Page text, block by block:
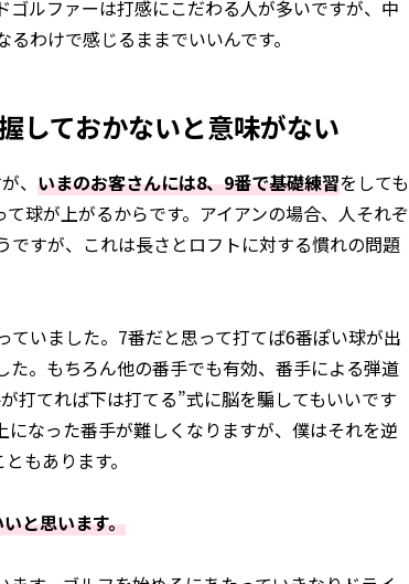
ルファーは打感にこだわる人が多いですが、中
わけで感じるままでいいんです。
しておかないと意味がない
、 いまのお客さんには8、9番で基礎練習をしても
球が上がるからです。アイアンの場合、人それぞ
すが、これは長さとロフトに対する慣れの問題
いました。7番だと思って打てば6番ぽい球が出
。もちろん他の番手でも有効、番手による弾道
打てれば下は打てる”式に脳を騙してもいいです
なった番手が難しくなりますが、僕はそれを逆
もあります。
と思います。